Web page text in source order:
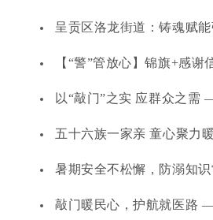
呈贡区‌洛龙街道：铸魂赋
【“警”管放心】锦旗+感
以“敲门”之实 应群众之需
五十六族一家亲 童心聚力
暑期安全不松懈，防溺知
敲门暖民心，护航就医路